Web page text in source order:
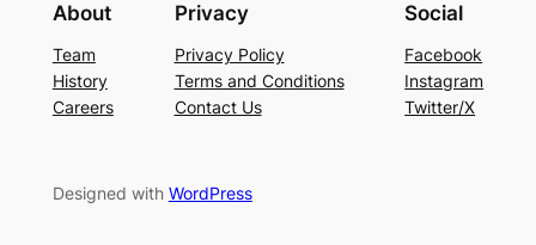
About
Team
History
Careers
Privacy
Privacy Policy
Terms and Conditions
Contact Us
Social
Facebook
Instagram
Twitter/X
Designed with WordPress